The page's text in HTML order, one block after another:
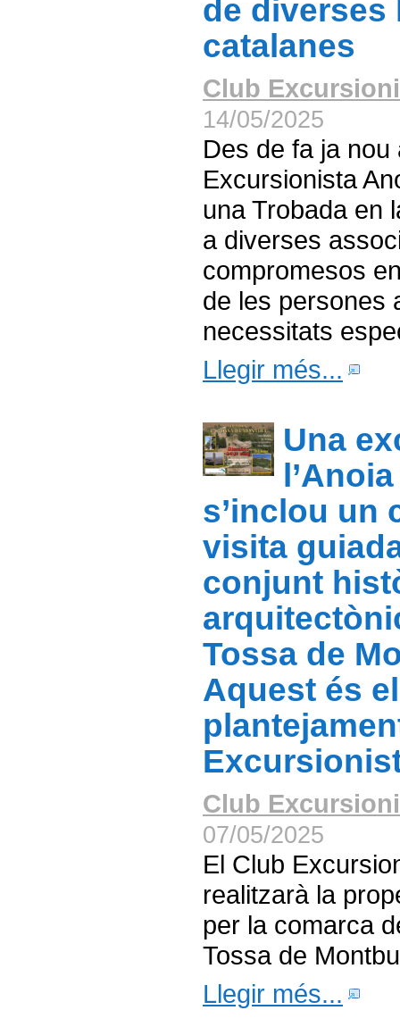
de diverses
catalanes
Club
14/05/2025
Des de fa ja
Excursionista
una Trobada en
a diverses
compromesos
de les persones
necessitats
Llegir més...
Una
s’inclou un
visita
conjunt
Tossa de
Aquest és
Club
07/05/2025
El Club
realitzarà la
per la comarca
Tossa de
Llegir més...